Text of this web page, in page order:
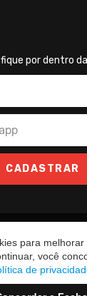
por dentro
CADASTRAR
para
você
de